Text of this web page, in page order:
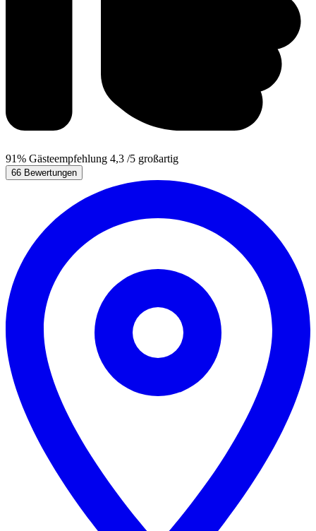
91% Gästeempfehlung 4,3 /5 großartig
66 Bewertungen